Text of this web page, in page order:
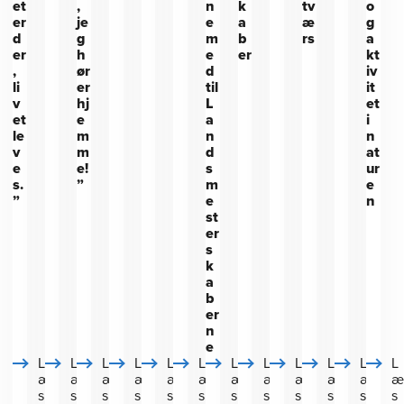
et
er
d
er
,
li
v
et
le
v
e
s.
”
L
æ
s
L
æ
s
,
je
g
h
ør
er
hj
e
m
m
e!
”
L
æ
s
L
æ
s
L
æ
s
L
æ
s
n
e
m
e
d
til
L
a
n
d
s
m
e
st
er
s
k
a
b
er
n
e
L
æ
s
k
a
b
er
L
æ
s
L
æ
s
tv
æ
rs
L
æ
s
L
æ
s
o
g
a
kt
iv
it
et
i
n
at
ur
e
n
L
æ
s